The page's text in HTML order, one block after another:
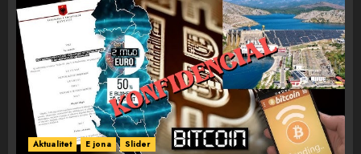
Aktualitet E jona Slider